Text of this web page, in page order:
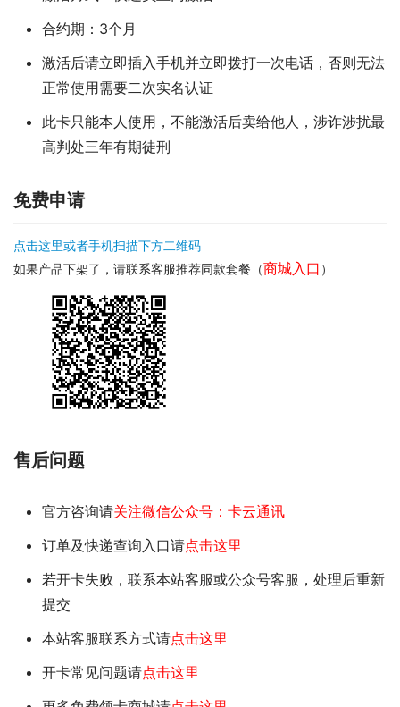
合约期：3个月
激活后请立即插入手机并立即拨打一次电话，否则无法
正常使用需要二次实名认证
此卡只能本人使用，不能激活后卖给他人，涉诈涉扰最
高判处三年有期徒刑
免费申请
点击这里或者手机扫描下方二维码
如果产品下架了，请联系客服推荐同款套餐（商城入口 ）
售后问题
官方咨询请关注微信公众号：卡云通讯
订单及快递查询入口请点击这里
若开卡失败，联系本站客服或公众号客服，处理后重新
提交
本站客服联系方式请点击这里
开卡常见问题请点击这里